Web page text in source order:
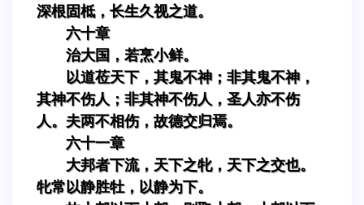
深根固柢，长生久视之道。
六十章
治大国，若烹小鲜。
以道莅天下，其鬼不神；非其鬼不神，
其神不伤人；非其神不伤人，圣人亦不伤
人。夫两不相伤，故德交归焉。
六十一章
大邦者下流，天下之牝，天下之交也。
牝常以静胜牡，以静为下。